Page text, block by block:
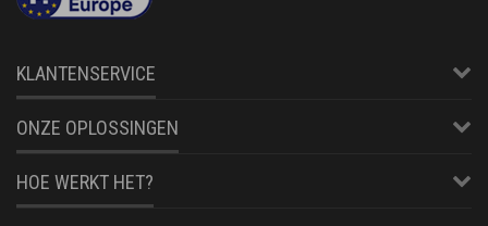
KLANTENSERVICE
ONZE OPLOSSINGEN
HOE WERKT HET?